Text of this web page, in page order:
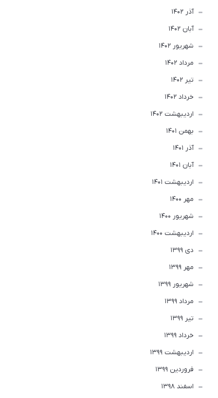
آذر 1402
آبان 1402
شهریور 1402
مرداد 1402
تير 1402
خرداد 1402
ارديبهشت 1402
بهمن 1401
آذر 1401
آبان 1401
ارديبهشت 1401
مهر 1400
شهریور 1400
ارديبهشت 1400
دی 1399
مهر 1399
شهریور 1399
مرداد 1399
تير 1399
خرداد 1399
ارديبهشت 1399
فروردین 1399
اسفند 1398